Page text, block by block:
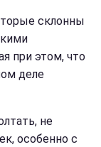
склонны
при этом, что
деле
не
особенно с